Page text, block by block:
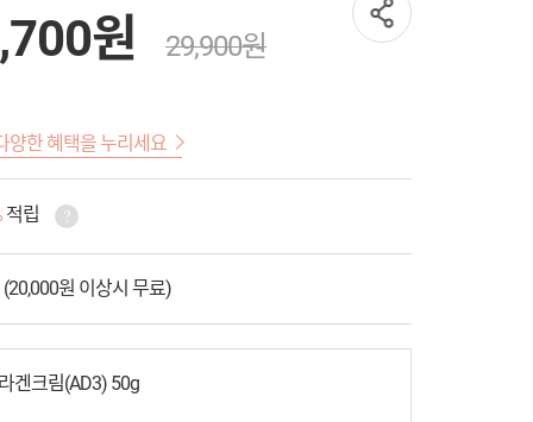
원 29,900원
양한 혜택을 누리세요
적립
원 이상시 무료)
겐크림(AD3) 50g